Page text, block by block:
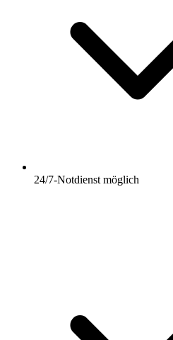
24/7-Notdienst möglich